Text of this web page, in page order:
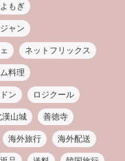
よもぎ
ャン
ネットフリックス
料理
ン ロジクール
漢山城 善徳寺
海外旅行 海外配送